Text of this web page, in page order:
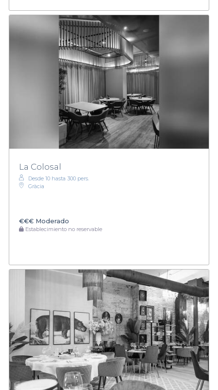
La Colosal
Desde 10 hasta 300 pers.
Gràcia
€€€ Moderado
Establecimiento no reservable